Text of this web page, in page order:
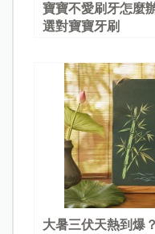
寶寶不愛刷牙怎麼
選對寶寶牙刷
大暑三伏天熱到爆